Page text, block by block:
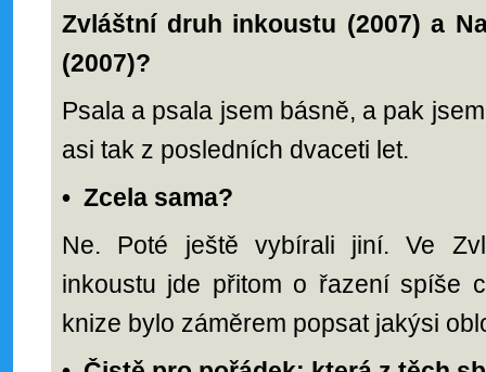
Zvláštní druh inkoustu (2007) a
(2007)?
Psala a psala jsem básně, a pak
asi tak z posledních dvaceti let.
• Zcela sama?
Ne. Poté ještě vybírali jiní. Ve
inkoustu jde přitom o řazení spíše
knize bylo záměrem popsat jakýsi